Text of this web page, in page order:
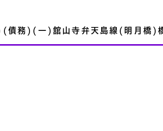
務)(一)舘山寺弁天島線(明月橋)